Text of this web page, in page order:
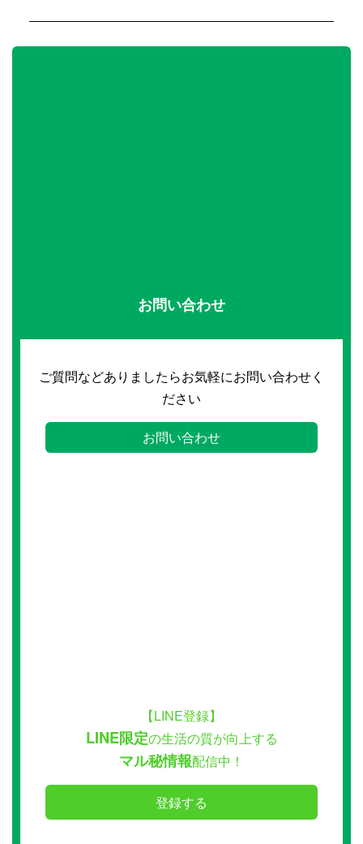
お問い合わせ
ご質問などありましたらお気軽にお問い合わせく
ださい
お問い合わせ
【LINE登録】
LINE限定の生活の質が向上する
マル秘情報配信中！
登録する